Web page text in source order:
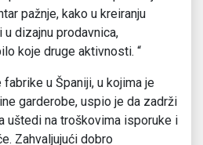
pažnje, kako u kreiranju
dizajnu prodavnica,
koje druge aktivnosti. “
u Španiji, u kojima je
garderobe, uspio je da zadrži
uštedi na troškovima isporuke i
Zahvaljujući dobro